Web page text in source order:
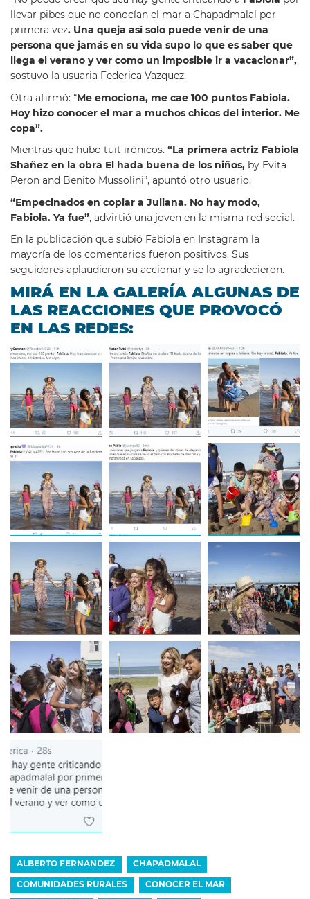
llevar pibes que no conocían el mar a Chapadmalal por
primera vez. Una queja así solo puede venir de una
persona que jamás en su vida supo lo que es saber que
llega el verano y ver como un imposible ir a vacacionar”,
sostuvo la usuaria Federica Vazquez.
Otra afirmó: “Me emociona, me cae 100 puntos Fabiola.
Hoy hizo conocer el mar a muchos chicos del interior. Me
copa”.
Mientras que hubo tuit irónicos. “La primera actriz Fabiola
Shañez en la obra El hada buena de los niños, by Evita
Peron and Benito Mussolini”, apuntó otro usuario.
“Empecinados en copiar a Juliana. No hay modo,
Fabiola. Ya fue”, advirtió una joven en la misma red social.
En la publicación que subió Fabiola en Instagram la
mayoría de los comentarios fueron positivos. Sus
seguidores aplaudieron su accionar y se lo agradecieron.
MIRÁ EN LA GALERÍA ALGUNAS DE
LAS REACCIONES QUE PROVOCÓ
EN LAS REDES:
ALBERTO FERNANDEZ CHAPADMALAL
COMUNIDADES RURALES CONOCER EL MAR